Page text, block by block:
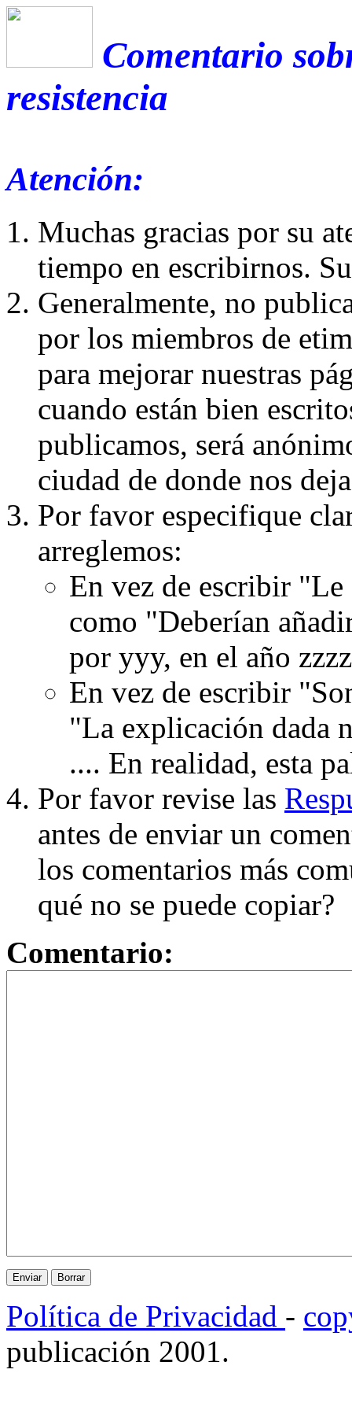
Comentario
resistencia
Atención:
Muchas gracias por su
tiempo en escribirnos.
Generalmente, no
por los miembros de
para mejorar nuestras
cuando están bien
publicamos, será
ciudad de donde nos
Por favor especifique
arreglemos:
En vez de escribir
como "Deberían
por yyy, en el año
En vez de escribir
"La explicación dada
.... En realidad, esta
Por favor revise las
antes de enviar un
los comentarios más
qué no se puede copiar?
Comentario:
Política de Privacidad -
publicación 2001.